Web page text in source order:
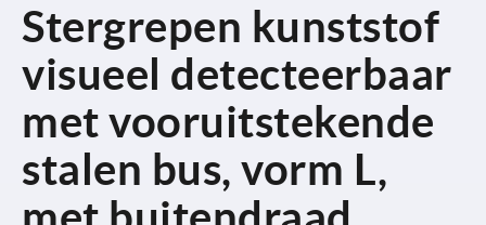
Stergrepen kunststof
visueel detecteerbaar
met vooruitstekende
stalen bus, vorm L,